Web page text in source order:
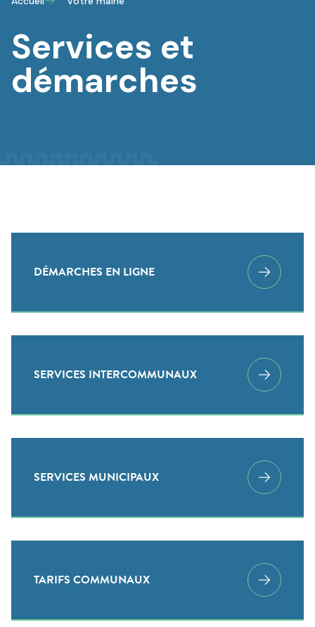
Services et
démarches
DÉMARCHES EN LIGNE
SERVICES INTERCOMMUNAUX
SERVICES MUNICIPAUX
TARIFS COMMUNAUX